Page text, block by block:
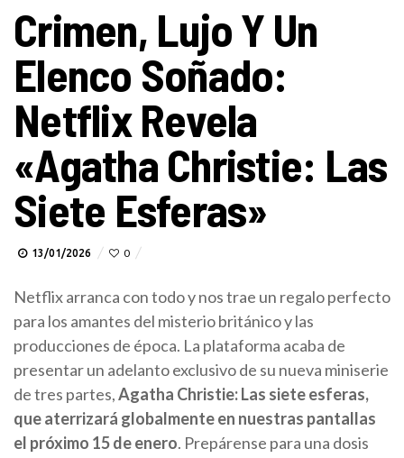
Crimen, Lujo Y Un
Elenco Soñado:
Netflix Revela
«Agatha Christie: Las
Siete Esferas»
13/01/2026 0
Netflix arranca con todo y nos trae un regalo perfecto
para los amantes del misterio británico y las
producciones de época. La plataforma acaba de
presentar un adelanto exclusivo de su nueva miniserie
de tres partes,Agatha Christie: Las siete esferas,
que aterrizará globalmente en nuestras pantallas
el próximo 15 de enero. Prepárense para una dosis